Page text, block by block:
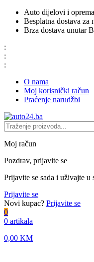
Auto dijelovi i
Besplatna dostava
Brza dostava unutar
:
:
:
O nama
Moj korisnički račun
Praćenje narudžbi
Moj račun
Pozdrav, prijavite se
Prijavite se sada i uživajte
Prijavite se
Novi kupac? Prijavite se
0
0 artikala
0,00 KM